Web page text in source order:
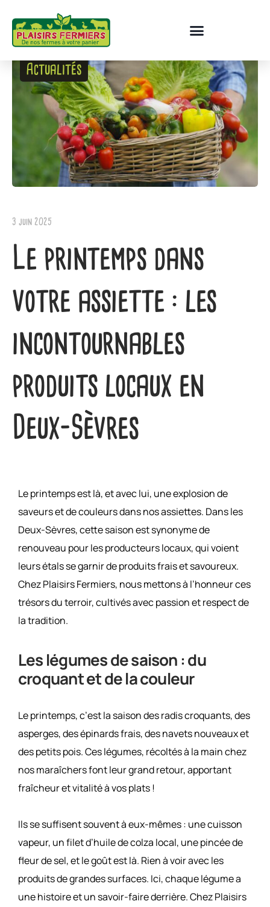
Actualités
3 juin 2025
Le printemps dans
votre assiette : les
incontournables
produits locaux en
Deux-Sèvres
Le printemps est là, et avec lui, une explosion de
saveurs et de couleurs dans nos assiettes. Dans les
Deux-Sèvres, cette saison est synonyme de
renouveau pour les producteurs locaux, qui voient
leurs étals se garnir de produits frais et savoureux.
Chez Plaisirs Fermiers, nous mettons à l’honneur ces
trésors du terroir, cultivés avec passion et respect de
la tradition.
Les légumes de saison : du
croquant et de la couleur
Le printemps, c’est la saison des radis croquants, des
asperges, des épinards frais, des navets nouveaux et
des petits pois. Ces légumes, récoltés à la main chez
nos maraîchers font leur grand retour, apportant
fraîcheur et vitalité à vos plats !
Ils se suffisent souvent à eux-mêmes : une cuisson
vapeur, un filet d’huile de colza local, une pincée de
fleur de sel, et le goût est là. Rien à voir avec les
produits de grandes surfaces. Ici, chaque légume a
une histoire et un savoir-faire derrière. Chez Plaisirs